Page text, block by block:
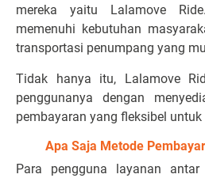
mereka yaitu Lalamove
memenuhi kebutuhan
transportasi penumpang yang
Tidak hanya itu, Lalamove
penggunanya dengan
pembayaran yang fleksibel
Apa Saja Metode
Para pengguna layanan antar